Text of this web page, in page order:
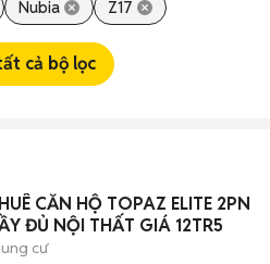
Nubia Z17
cả bộ lọc
CĂN HỘ TOPAZ ELITE 2PN
ĐỦ NỘI THẤT GIÁ 12TR5
cư